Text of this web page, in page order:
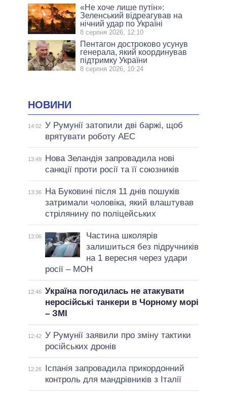
«Не хоче лише путін»:
Зеленський відреагував на
нічний удар по Україні
8 серпня 2026, 12:10
Пентагон достроково усунув
генерала, який координував
підтримку України
8 серпня 2026, 10:24
НОВИНИ
14:02 У Румунії затопили дві баржі, щоб
врятувати роботу АЕС
13:49
Нова Зеландія запровадила нові
санкції проти росії та її союзників
13:36
На Буковині після 11 днів пошуків
затримали чоловіка, який влаштував
стрілянину по поліцейських
13:06
Частина школярів
залишиться без підручників
на 1 вересня через удари
росії – МОН
12:46 Україна погодилась не атакувати
неросійські танкери в Чорному морі
– ЗМІ
12:42 У Румунії заявили про зміну тактики
російських дронів
12:26
Іспанія запровадила прикордонний
контроль для мандрівників з Італії